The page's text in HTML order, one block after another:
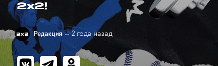
2х2!
Редакция — 2 года назад